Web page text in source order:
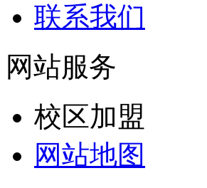
联系我们
网站服务
校区加盟
网站地图